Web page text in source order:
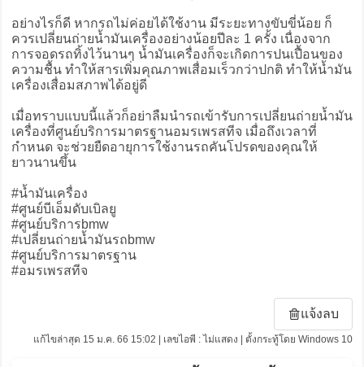
อย่างไรก็ดี หากรถไม่ค่อยได้ใช้งาน มีระยะทางขับขี่น้อย ก็
ควรเปลี่ยนถ่ายน้ำมันเครื่องอย่างน้อยปีละ 1 ครั้ง เนื่องจาก
การจอดรถทิ้งไว้นานๆ น้ำมันเครื่องก็จะเกิดการปนเปื้อนของ
ความชื้น ทำให้สารเพิ่มคุณภาพเสื่อมเร็วกว่าปกติ ทำให้น้ำมัน
เครื่องเสื่อมสภาพได้อยู่ดี
เมื่อทราบแบบนี้แล้วก็อย่าลืมนำรถเข้ารับการเปลี่ยนถ่ายน้ำมัน
เครื่องที่ศูนย์บริการมาตรฐานอมรเพรสทีจ เมื่อถึงเวลาที่
กำหนด จะช่วยยืดอายุการใช้งานรถคันโปรดของคุณให้
ยาวนานขึ้น
#น้ำมันเครื่อง
#ศูนย์บีเอ็มดับเบิลยู
#ศูนย์บริการbmw
#เปลี่ยนถ่ายน้ำมันรถbmw
#ศูนย์บริการมาตรฐาน
#อมรเพรสทีจ
แจ้งลบ
แก้ไขล่าสุด 15 ม.ค. 66 15:02 | เลขไอพี : ไม่แสดง | ตั้งกระทู้โดย Windows 10